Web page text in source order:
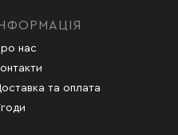
ІНФОРМАЦІЯ
нас
та оплата